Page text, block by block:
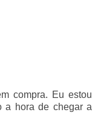
compra. Eu estou
a hora de chegar a